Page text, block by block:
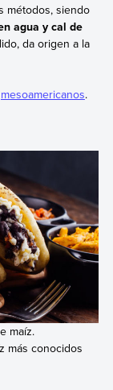
métodos, siendo
agua y cal de
da origen a la
mesoamericanos.
maíz.
más conocidos